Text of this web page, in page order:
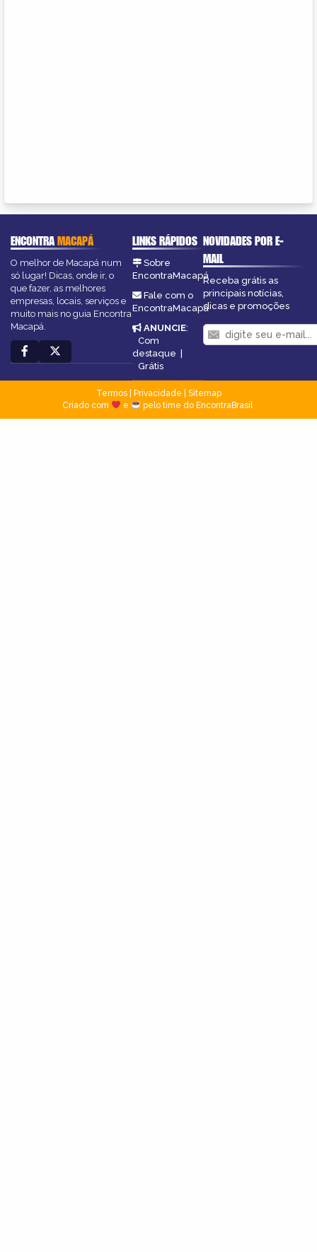
ENCONTRAMACAPÁ
O melhor de Macapá num
só lugar! Dicas, onde ir, o
que fazer, as melhores
empresas, locais, serviços e
muito mais no guia Encontra
Macapá.
LINKS RÁPIDOS
Sobre
EncontraMacapá
Fale com o
EncontraMacapá
ANUNCIE:
Com
destaque
Grátis
NOVIDADES POR E-
MAIL
Receba grátis as
principais notícias,
dicas e promoções
Termos| Privacidade
Sitemap
Criado com
e pelo time do EncontraBrasil